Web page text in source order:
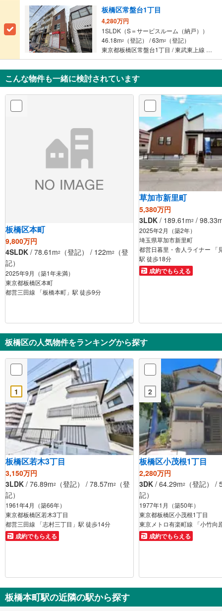
板橋区常盤台1丁目
4,280万円
1SLDK（S＝サービスルーム（納戸））
46.18m2 （登記） / 63m2
（登記）
東京都板橋区常盤台1丁目 / 東武東上線 「ときわ台」駅 徒歩7分
こんな物件も一緒に検討されています
板橋区本町
9,800万円
4SLDK / 78.61m2 （登記） / 122m2
（登
記）
2025年9月（築1年未満）
東京都板橋区本町
都営三田線 「板橋本町」駅 徒歩9分
草加市新里町
5,380万円
3LDK / 189.61m2 /
2025年2月（築2年）
埼玉県草加市新里町
都営日暮里・舎人ライナー 「
駅 徒歩18分
成約でもらえる
板橋区の人気物件をランキングから探す
1
板橋区若木3丁目
3,150万円
3LDK / 76.89m2 （登記） / 78.57m2
（登
記）
1961年4月（築66年）
東京都板橋区若木3丁目
都営三田線 「志村三丁目」駅 徒歩14分
成約でもらえる
2
板橋区小茂根1丁目
2,280万円
3DK / 64.29m2
（登記） /
記）
1977年1月（築50年）
東京都板橋区小茂根1丁目
東京メトロ有楽町線 「小竹向
成約でもらえる
板橋本町駅の近隣の駅から探す